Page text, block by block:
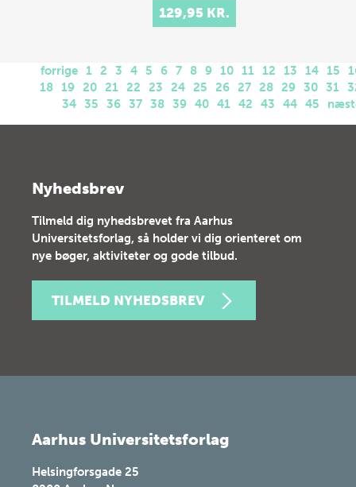
129,95 KR.
forrige 1 2 3 4 5 6 7 8 9 10 11 12 13 14 15
18 19 20 21 22 23 24 25 26 27 28 29 30 31
34 35 36 37 38 39 40 41 42 43 44 45
Nyhedsbrev
Tilmeld dig nyhedsbrevet fra Aarhus
Universitetsforlag, så holder vi dig orienteret om
nye bøger, aktiviteter og gode tilbud.
TILMELD NYHEDSBREV
Aarhus Universitetsforlag
Helsingforsgade 25